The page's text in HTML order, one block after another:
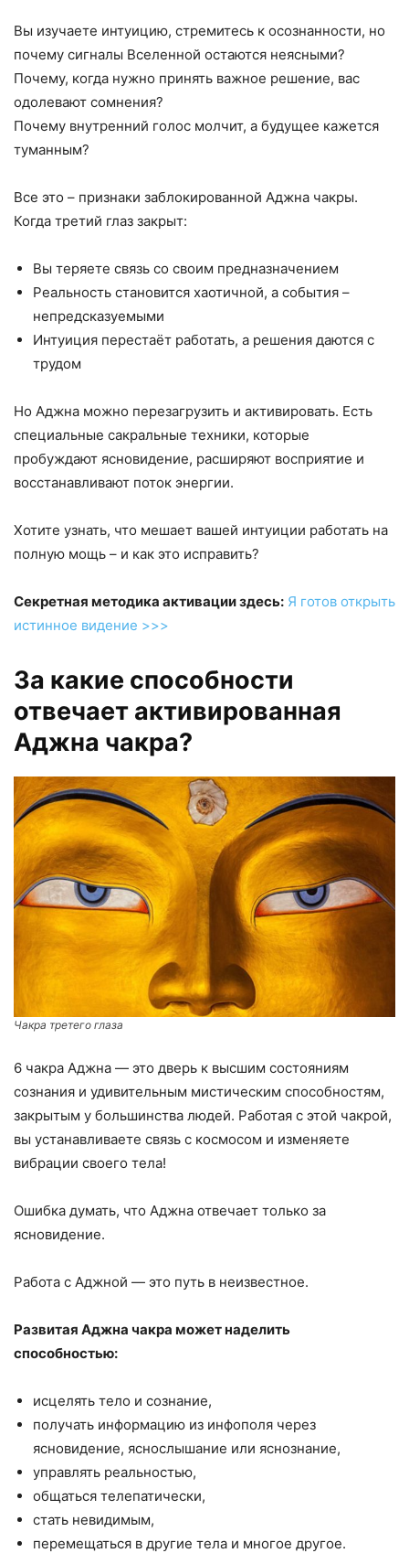
Вы изучаете интуицию, стремитесь к осознанности, но
почему сигналы Вселенной остаются неясными?
Почему, когда нужно принять важное решение, вас
одолевают сомнения?
Почему внутренний голос молчит, а будущее кажется
туманным?
Все это – признаки заблокированной Аджна чакры.
Когда третий глаз закрыт:
Вы теряете связь со своим предназначением
Реальность становится хаотичной, а события –
непредсказуемыми
Интуиция перестаёт работать, а решения даются с
трудом
Но Аджна можно перезагрузить и активировать. Есть
специальные сакральные техники, которые
пробуждают ясновидение, расширяют восприятие и
восстанавливают поток энергии.
Хотите узнать, что мешает вашей интуиции работать на
полную мощь – и как это исправить?
Секретная методика активации здесь: Я готов открыть
истинное видение >>>
За какие способности
отвечает активированная
Аджна чакра?
Чакра третего глаза
6 чакра Аджна — это дверь к высшим состояниям
сознания и удивительным мистическим способностям,
закрытым у большинства людей. Работая с этой чакрой,
вы устанавливаете связь с космосом и изменяете
вибрации своего тела!
Ошибка думать, что Аджна отвечает только за
ясновидение.
Работа с Аджной — это путь в неизвестное.
Развитая Аджна чакра может наделить
способностью:
исцелять тело и сознание,
получать информацию из инфополя через
ясновидение, яснослышание или яснознание,
управлять реальностью,
общаться телепатически,
стать невидимым,
перемещаться в другие тела и многое другое.